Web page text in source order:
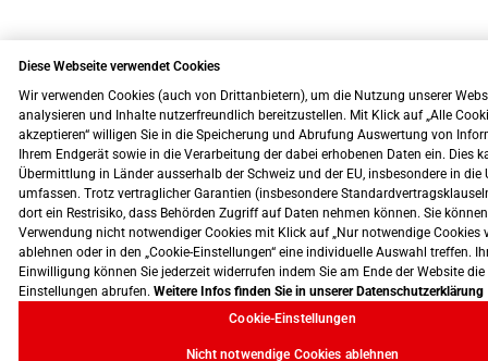
Diese Webseite verwendet Cookies
Wir verwenden Cookies (auch von Drittanbietern), um die Nutzung unserer
analysieren und Inhalte nutzerfreundlich bereitzustellen. Mit Klick auf „Alle
akzeptieren“ willigen Sie in die Speicherung und Abrufung Auswertung von
Ihrem Endgerät sowie in die Verarbeitung der dabei erhobenen Daten ein. Dies
Übermittlung in Länder ausserhalb der Schweiz und der EU, insbesondere in die
umfassen. Trotz vertraglicher Garantien (insbesondere
dort ein Restrisiko, dass Behörden Zugriff auf Daten nehmen können. Sie
Verwendung nicht notwendiger Cookies mit Klick auf „Nur notwendige Cookies
ablehnen oder in den „Cookie-Einstellungen“ eine individuelle Auswahl treffen.
Einwilligung können Sie jederzeit widerrufen indem Sie am Ende der Website die
Einstellungen abrufen. Weitere Infos finden Sie in unserer Datenschutzerklärung
Cookie-Einstellungen
Nicht notwendige Cookies ablehnen